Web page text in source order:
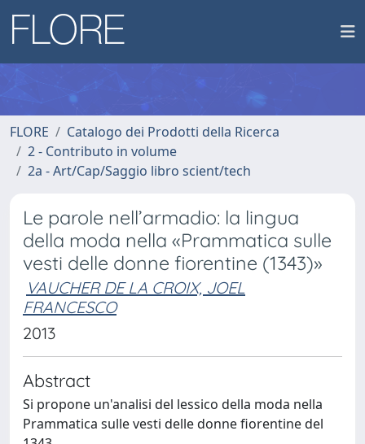
FLORE
Catalogo dei Prodotti della Ricerca
2 - Contributo in volume
2a - Art/Cap/Saggio libro scient/tech
Le parole nell’armadio: la lingua
della moda nella «Prammatica sulle
vesti delle donne fiorentine (1343)»
VAUCHER DE LA CROIX, JOEL
FRANCESCO
2013
Abstract
Si propone un'analisi del lessico della moda nella
Prammatica sulle vesti delle donne fiorentine del